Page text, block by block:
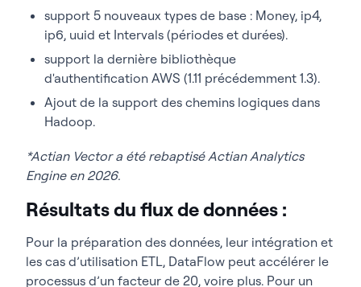
support 5 nouveaux types de base : Money, ip4,
ip6, uuid et Intervals (périodes et durées).
support la dernière bibliothèque
d'authentification AWS (1.11 précédemment 1.3).
Ajout de la support des chemins logiques dans
Hadoop.
*Actian Vector a été rebaptisé Actian Analytics
Engine en 2026.
Résultats du flux de données :
Pour la préparation des données, leur intégration et
les cas d’utilisation ETL, DataFlow peut accélérer le
processus d’un facteur de 20, voire plus. Pour un